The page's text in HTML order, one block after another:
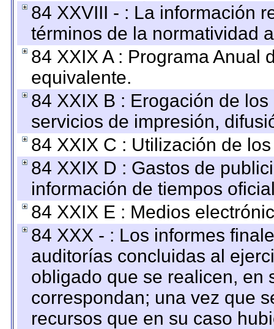
84 XXVIII - : La información
términos de la normatividad
84 XXIX A : Programa Anual
equivalente.
84 XXIX B : Erogación de
servicios de impresión,
84 XXIX C : Utilización de
84 XXIX D : Gastos de
información de tiempos
84 XXIX E : Medios
84 XXX - : Los informes
auditorías concluidas al
obligado que se realicen, en
correspondan; una vez que
recursos que en su caso